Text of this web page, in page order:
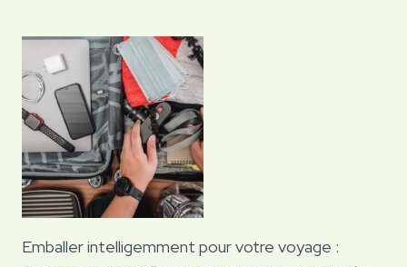
Emballer intelligemment pour votre voyage :